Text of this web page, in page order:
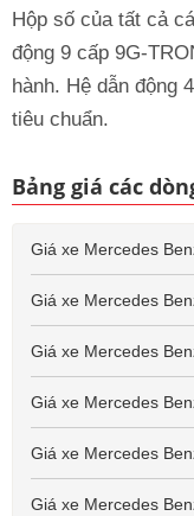
Hộp số của tất cả
động 9 cấp 9G-
hành. Hệ dẫn động
tiêu chuẩn.
Bảng giá các
Giá xe Mercedes
Giá xe Mercedes
Giá xe Mercedes
Giá xe Mercedes
Giá xe Mercedes
Giá xe Mercedes